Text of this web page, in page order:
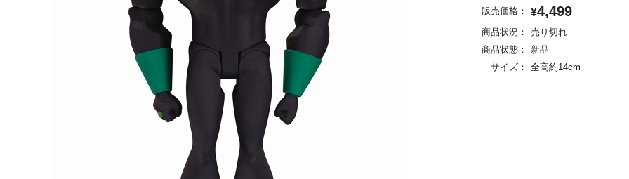
販売価格：
¥4,499
商品状況：
売り切れ
商品状態：
新品
サイズ：
全高約14cm